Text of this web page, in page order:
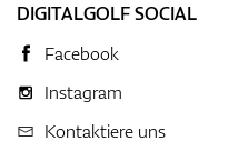
DIGITALGOLF SOCIAL
Facebook
Instagram
Kontaktiere uns